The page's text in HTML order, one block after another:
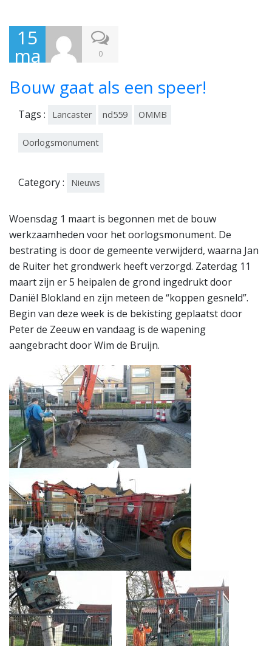
15
ma
201
7
0
Bouw gaat als een speer!
Tags : Lancaster nd559 OMMB
Oorlogsmonument
Category : Nieuws
Woensdag 1 maart is begonnen met de bouw
werkzaamheden voor het oorlogsmonument. De
bestrating is door de gemeente verwijderd, waarna Jan
de Ruiter het grondwerk heeft verzorgd. Zaterdag 11
maart zijn er 5 heipalen de grond ingedrukt door
Daniël Blokland en zijn meteen de “koppen gesneld”.
Begin van deze week is de bekisting geplaatst door
Peter de Zeeuw en vandaag is de wapening
aangebracht door Wim de Bruijn.